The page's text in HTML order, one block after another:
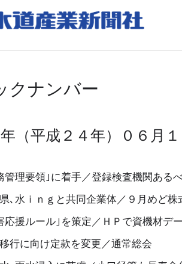
クナンバー
（平成２４年）０６月
管理要領｣に着手／登録検査機関ある
､水ｉｎｇと共同企業体／９月めど
応援ルール｣を策定／ＨＰで資機材デ
行に向け定款を変更／通常総会